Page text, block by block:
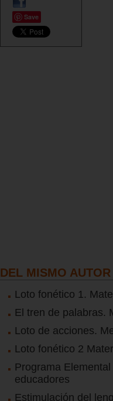
Save
DEL MISMO AUTOR
Loto fonético 1.
El tren de palabras.
Loto de acciones.
Loto fonético 2
Programa
educadores
Estimulación del